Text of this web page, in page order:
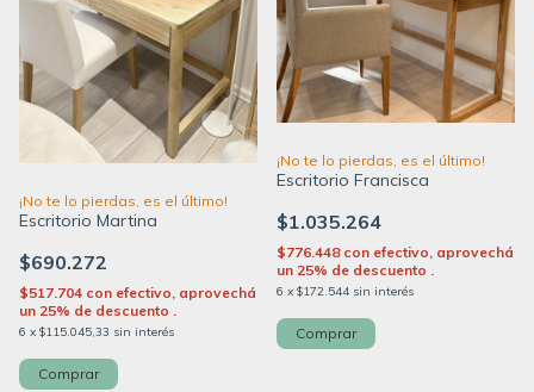
Escritorio Martina
$690.272
6 x $115.045,33 sin interés
$517.704 con efectivo, aprovechá
un 25% de descuento .
¡No te lo pierdas, es el último!
Escritorio Francisca
$1.035.264
6 x $172.544 sin interés
$776.448 con efectivo, aprovechá
un 25% de descuento .
¡No te lo pierdas, es el último!
Comprar